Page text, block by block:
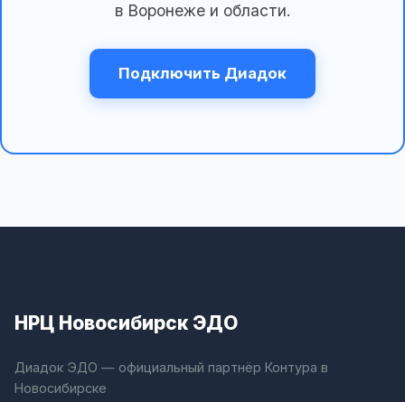
в Воронеже и области.
Подключить Диадок
НРЦ Новосибирск ЭДО
Диадок ЭДО — официальный партнёр Контура в
Новосибирске